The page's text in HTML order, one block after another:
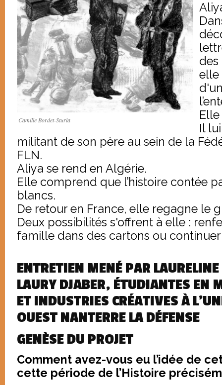
Camille Bordet-Sturla
des
elle
Il
militant de son père au sein de la
FLN.
Aliya se rend en Algérie.
Elle comprend que l’histoire contée
blancs.
De retour en France, elle regagne le
Deux possibilités s'offrent à elle :
famille dans des cartons ou
ENTRETIEN MENÉ PAR
LAURY DJABER, ÉTUDIANTES EN
ET INDUSTRIES CRÉATIVES À
OUEST NANTERRE LA DÉFENSE
GENÈSE DU PROJET
Comment avez-vous eu l’idée de
cette période de l’Histoire